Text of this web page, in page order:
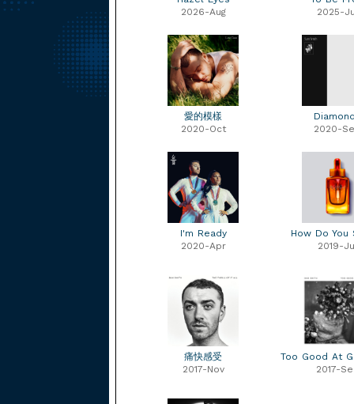
2026-Aug
2025-
愛的模樣
2020-Oct
2020-
I'm Ready
2020-Apr
How Do You
2019-
痛快感受
2017-Nov
Too Good At
2017-